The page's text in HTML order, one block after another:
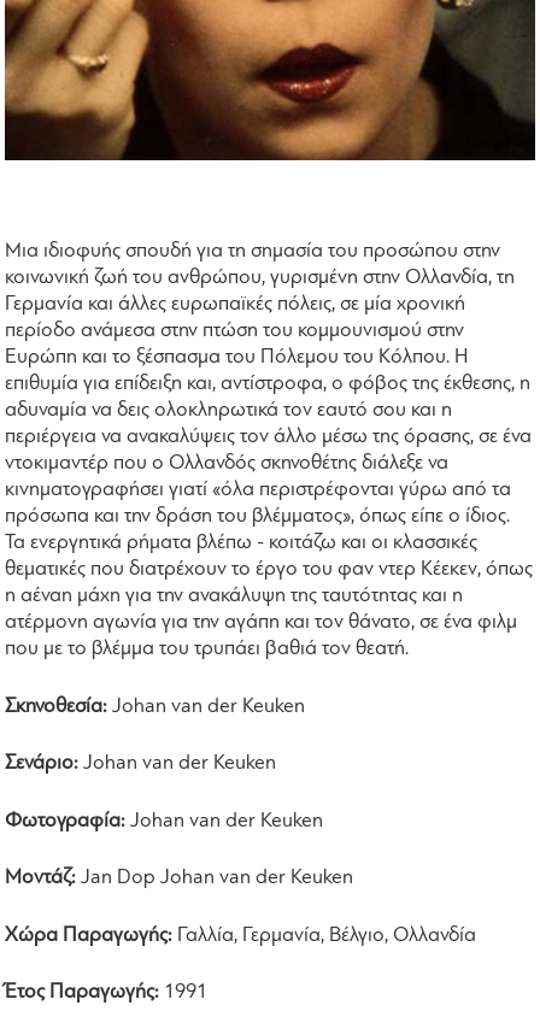
Μια ιδιοφυής σπουδή για τη σημασία του προσώπου στην
κοινωνική ζωή του ανθρώπου, γυρισμένη στην Ολλανδία, τη
Γερμανία και άλλες ευρωπαϊκές πόλεις, σε μία χρονική
περίοδο ανάμεσα στην πτώση του κομμουνισμού στην
Ευρώπη και το ξέσπασμα του Πόλεμου του Κόλπου. Η
επιθυμία για επίδειξη και, αντίστροφα, ο φόβος της έκθεσης, η
αδυναμία να δεις ολοκληρωτικά τον εαυτό σου και η
περιέργεια να ανακαλύψεις τον άλλο μέσω της όρασης, σε ένα
ντοκιμαντέρ που ο Ολλανδός σκηνοθέτης διάλεξε να
κινηματογραφήσει γιατί «όλα περιστρέφονται γύρω από τα
πρόσωπα και την δράση του βλέμματος», όπως είπε ο ίδιος.
Τα ενεργητικά ρήματα βλέπω - κοιτάζω και οι κλασσικές
θεματικές που διατρέχουν το έργο του φαν ντερ Κέεκεν, όπως
η αέναη μάχη για την ανακάλυψη της ταυτότητας και η
ατέρμονη αγωνία για την αγάπη και τον θάνατο, σε ένα φιλμ
που με το βλέμμα του τρυπάει βαθιά τον θεατή.
Σκηνοθεσία: Johan van der Keuken
Σενάριο: Johan van der Keuken
Φωτογραφία: Johan van der Keuken
Μοντάζ:Jan Dop Johan van der Keuken
Χώρα Παραγωγής: Γαλλία, Γερμανία, Βέλγιο, Ολλανδία
Έτος Παραγωγής: 1991